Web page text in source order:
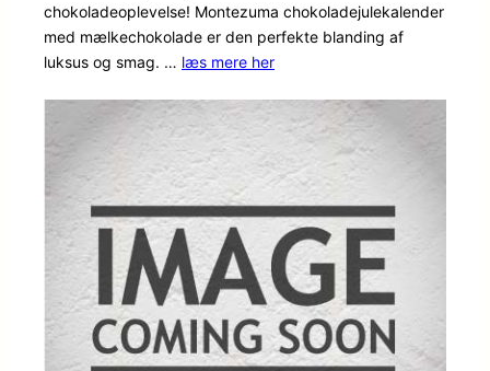
baseret på
kundebedø
chokoladeoplevelse! Montezuma chokoladejulekalender
med mælkechokolade er den perfekte blanding af
luksus og smag. … læs mere her